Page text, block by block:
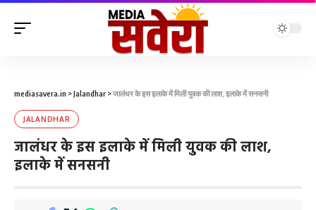
mediasavera.in >Jalandhar >जालंधर के इस इलाके में मिली युवक की लाश, इलाके में सनसनी
JALANDHAR
जालंधर के इस इलाके में मिली युवक की लाश,
इलाके में सनसनी